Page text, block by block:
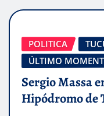
POLITICA
ÚLTIMO
Sergio Massa
Hipódromo de